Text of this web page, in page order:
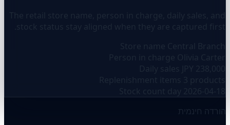
The retail store name, person in charge, daily sales, and
stock status stay aligned when they are captured first.
Store name
Central Branch
Person in charge
Olivia Carter
Daily sales
JPY 238,000
Replenishment items
3 products
Stock count day
2026-04-18
הורדה חינמית